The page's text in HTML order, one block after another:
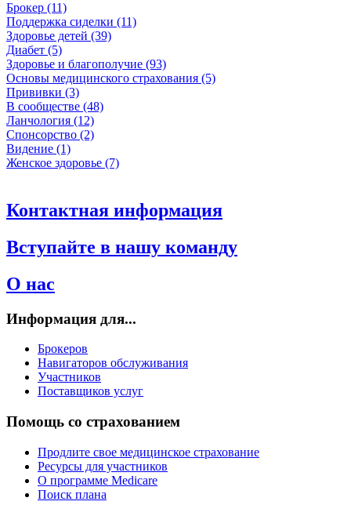
Брокер (11)
Поддержка сиделки (11)
Здоровье детей (39)
Диабет (5)
Здоровье и благополучие (93)
Основы медицинского страхования (5)
Прививки (3)
В сообществе (48)
Ланчология (12)
Спонсорство (2)
Видение (1)
Женское здоровье (7)
Контактная информация
Вступайте в нашу команду
О нас
Информация для...
Брокеров
Навигаторов обслуживания
Участников
Поставщиков услуг
Помощь со страхованием
Продлите свое медицинское страхование
Ресурсы для участников
О программе Medicare
Поиск плана